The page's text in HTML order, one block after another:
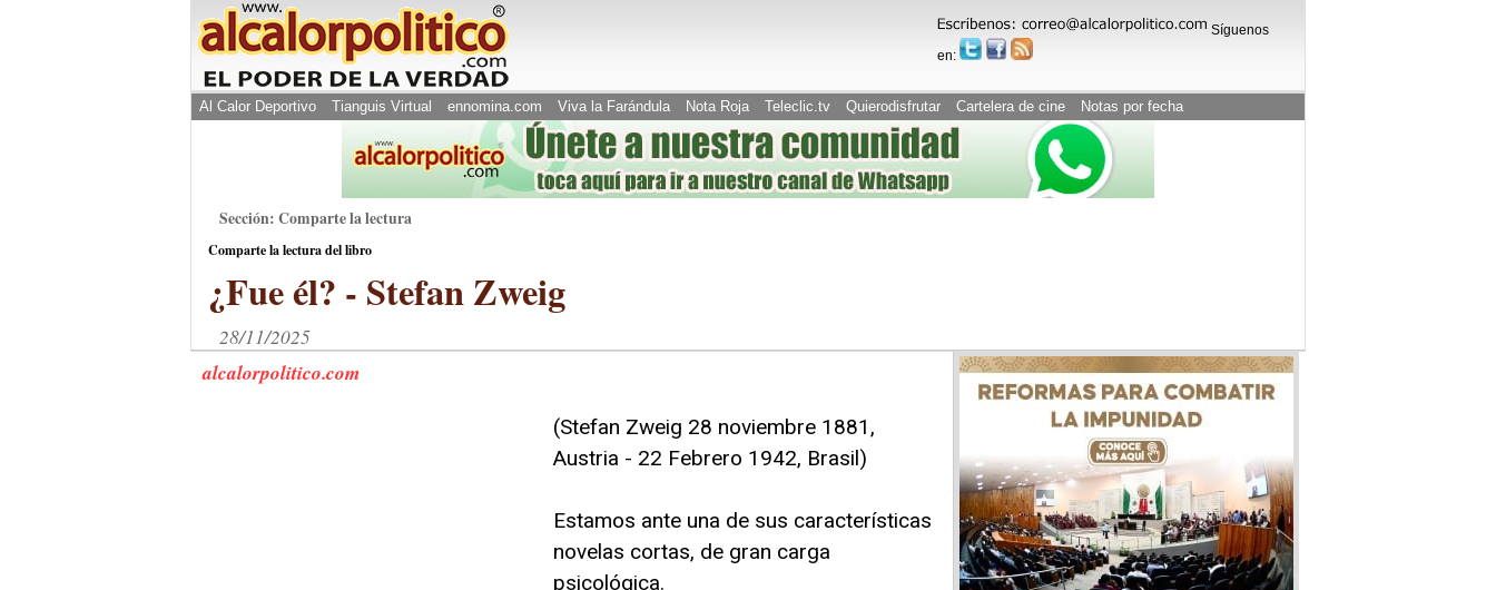
Síguenos
en:
Al Calor Deportivo Tianguis Virtual ennomina.com Viva la Farándula Nota Roja Teleclic.tv Quierodisfrutar Cartelera de cine Notas por fecha
Sección: Comparte la lectura
Comparte la lectura del libro
¿Fue él? - Stefan Zweig
28/11/2025
alcalorpolitico.com
(Stefan Zweig 28 noviembre 1881,
Austria - 22 Febrero 1942, Brasil)
Estamos ante una de sus características
novelas cortas, de gran carga
psicológica.